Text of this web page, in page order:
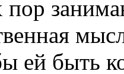
пор
ей быть